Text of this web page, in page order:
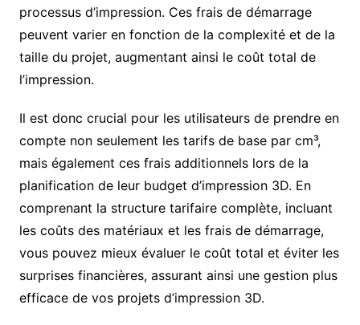
processus d’impression. Ces frais de démarrage
peuvent varier en fonction de la complexité et de la
taille du projet, augmentant ainsi le coût total de
l’impression.
Il est donc crucial pour les utilisateurs de prendre en
compte non seulement les tarifs de base par cm³,
mais également ces frais additionnels lors de la
planification de leur budget d’impression 3D. En
comprenant la structure tarifaire complète, incluant
les coûts des matériaux et les frais de démarrage,
vous pouvez mieux évaluer le coût total et éviter les
surprises financières, assurant ainsi une gestion plus
efficace de vos projets d’impression 3D.